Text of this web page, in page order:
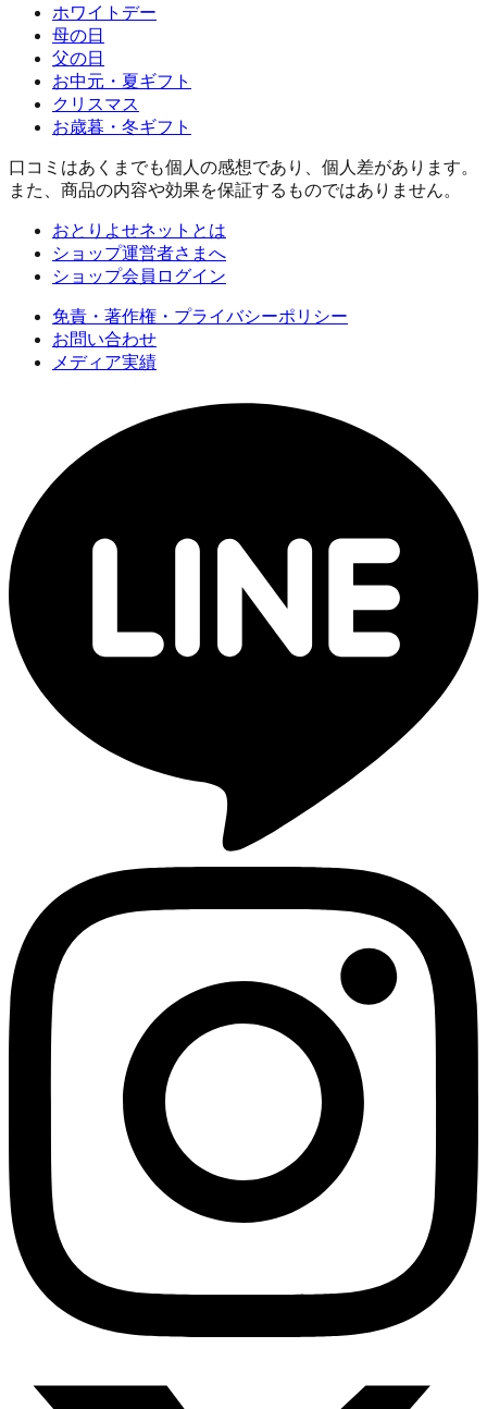
ホワイトデー
母の日
父の日
お中元・夏ギフト
クリスマス
お歳暮・冬ギフト
口コミはあくまでも個人の感想であり、個人差があります。
また、商品の内容や効果を保証するものではありません。
おとりよせネットとは
ショップ運営者さまへ
ショップ会員ログイン
免責・著作権・プライバシーポリシー
お問い合わせ
メディア実績